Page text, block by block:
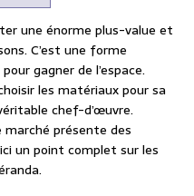
une énorme plus-value et
C’est une forme
gagner de l’espace.
les matériaux pour sa
chef-d’œuvre.
marché présente des
un point complet sur les